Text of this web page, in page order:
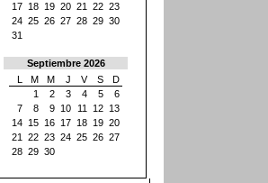
17 18 19 20 21 22 23
24 25 26 27 28 29 30
31
Septiembre 2026
L
M M J V S
D
1
2 3 4 5
6
7
8 9 10 11 12 13
14 15 16 17 18 19 20
21
22 23 24 25 26 27
28 29 30